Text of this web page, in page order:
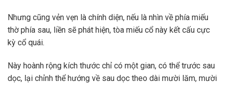
Nhưng cũng vẻn vẹn là chính diện, nếu là nhìn về phía miếu
thờ phía sau, liền sẽ phát hiện, tòa miếu cổ này kết cấu cực
kỳ cổ quái.
Này hoành rộng kích thước chỉ có một gian, có thể trước sau
dọc, lại chỉnh thể hướng về sau dọc theo dài mười lăm, mười